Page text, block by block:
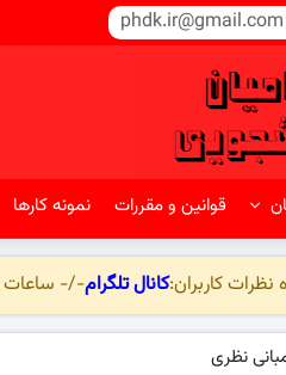
phdk.ir@gmail.com
قوانین و مقررات نمونه کارها
کاربران:کانال تلگرام-/- ساعات
نظری